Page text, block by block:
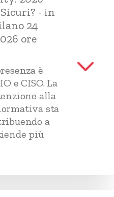
- in
24
ore
è
e CISO. La
alla
sta
a
più